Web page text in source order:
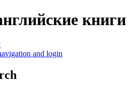
книги
and login